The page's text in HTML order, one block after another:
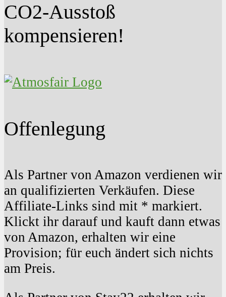
CO2-Ausstoß
kompensieren!
Offenlegung
Als Partner von Amazon verdienen wir
an qualifizierten Verkäufen. Diese
Affiliate-Links sind mit * markiert.
Klickt ihr darauf und kauft dann etwas
von Amazon, erhalten wir eine
Provision; für euch ändert sich nichts
am Preis.